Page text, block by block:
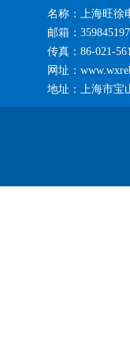
名称：上海旺徐
邮箱：
传真：86-021-
网址：
地址：上海市宝